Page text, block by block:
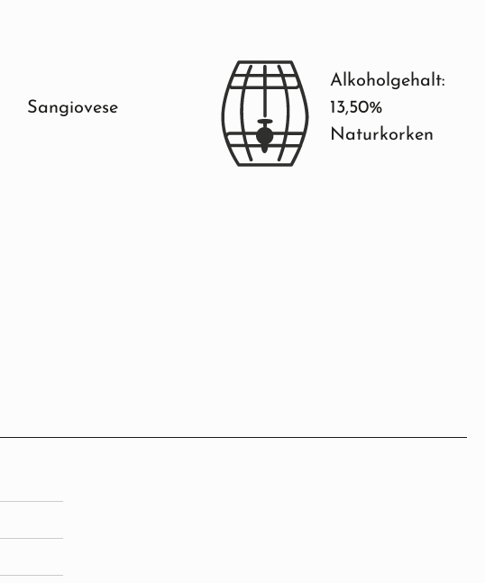
Sangiovese
Alkoholgehalt:
13,50%
Naturkorken